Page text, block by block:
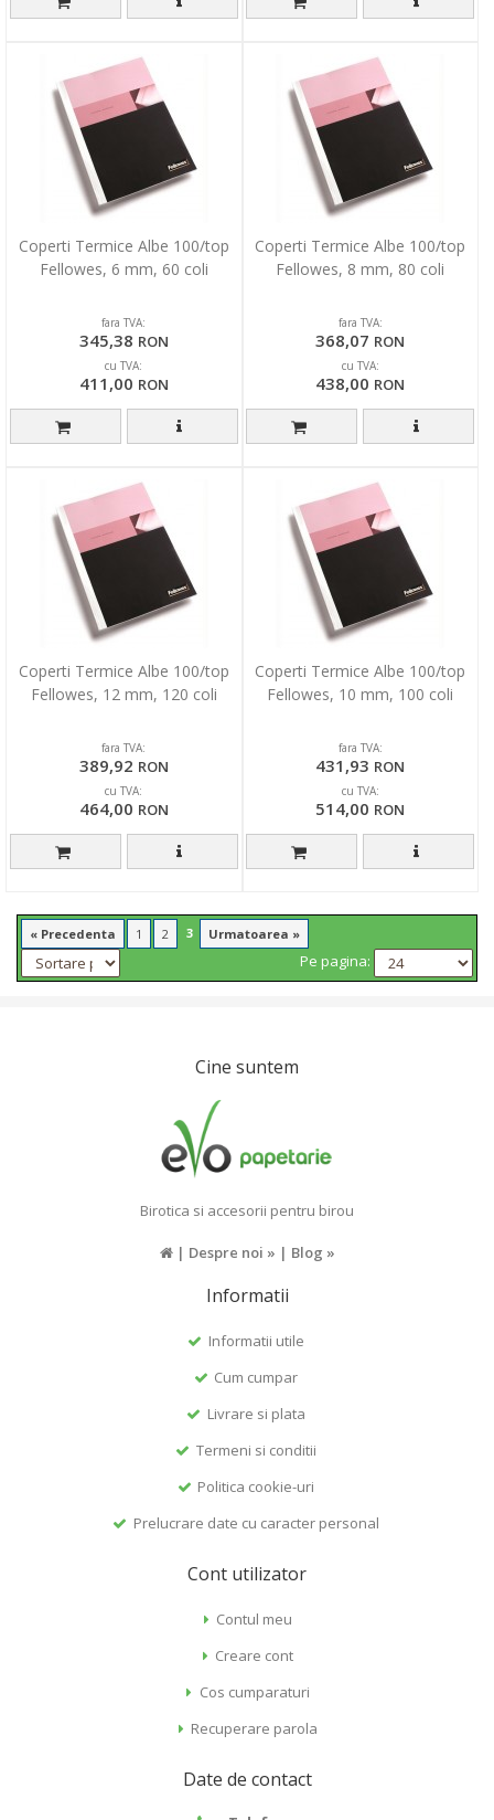
Coperti Termice Albe 100/top
Fellowes, 6 mm, 60 coli
fara TVA:
345,38 RON
cu TVA:
411,00 RON
Coperti Termice Albe 100/top
Fellowes, 8 mm, 80 coli
fara TVA:
368,07 RON
cu TVA:
438,00 RON
Coperti Termice Albe 100/top
Fellowes, 12 mm, 120 coli
fara TVA:
389,92 RON
cu TVA:
464,00 RON
Coperti Termice Albe 100/top
Fellowes, 10 mm, 100 coli
fara TVA:
431,93 RON
cu TVA:
514,00 RON
« Precedenta 1 2 3 Urmatoarea »
Pe pagina:
Cine suntem
Birotica si accesorii pentru birou
| Despre noi » | Blog »
Informatii
Informatii utile
Cum cumpar
Livrare si plata
Termeni si conditii
Politica cookie-uri
Prelucrare date cu caracter personal
Cont utilizator
Contul meu
Creare cont
Cos cumparaturi
Recuperare parola
Date de contact